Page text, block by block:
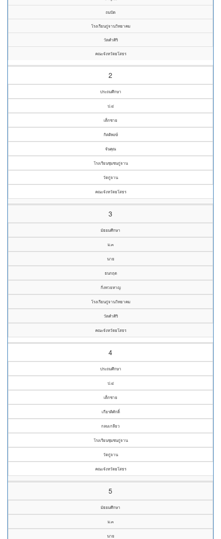
ถมปัด
โรงเรียนกู่จานวิทยาคม
วัดคำศิริ
คณะจังหวัดยโสธร
2
ประถมศึกษา
ป.๔
เด็กชาย
กิตติพงษ์
จันคุณ
โรงเรียนชุมชนกู่จาน
วัดกู่จาน
คณะจังหวัดยโสธร
3
มัธยมศึกษา
ม.๓
นาย
ธนกฤต
กิ่งทวยหาญ
โรงเรียนกู่จานวิทยาคม
วัดคำศิริ
คณะจังหวัดยโสธร
4
ประถมศึกษา
ป.๔
เด็กชาย
เกียรติศักดิ์
กลมเกลียว
โรงเรียนชุมชนกู่จาน
วัดกู่จาน
คณะจังหวัดยโสธร
5
มัธยมศึกษา
ม.๓
นาย